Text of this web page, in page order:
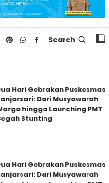
Search
Hari Gebrakan Puskesmas
Dari Musyawarah
hingga Launching PMT
Stunting
Hari Gebrakan Puskesmas
Dari Musyawarah